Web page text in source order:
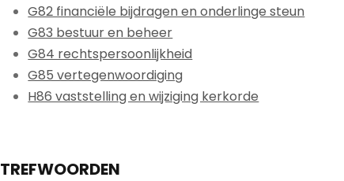
G82 financiële bijdragen en onderlinge steun
G83 bestuur en beheer
G84 rechtspersoonlijkheid
G85 vertegenwoordiging
H86 vaststelling en wijziging kerkorde
TREFWOORDEN